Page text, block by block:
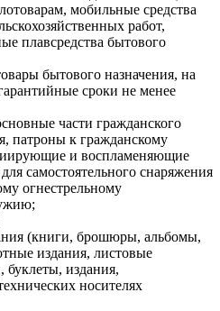
мобильные средства
работ,
плавсредства бытового
бытового назначения, на
сроки не менее
части гражданского
патроны к гражданскому
и воспламеняющие
самостоятельного снаряжения
огнестрельному
(книги, брошюры, альбомы,
издания, листовые
буклеты, издания,
носителях